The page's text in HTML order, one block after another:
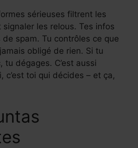
sérieuses filtrent les
les relous. Tes infos
spam. Tu contrôles ce que
obligé de rien. Si tu
tu dégages. C’est aussi
c’est toi qui décides – et ça,